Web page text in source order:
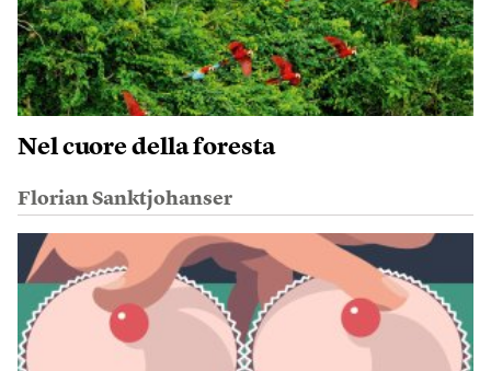
Nel cuore della foresta
Florian Sanktjohanser